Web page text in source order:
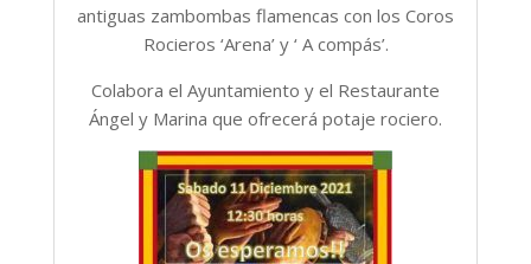
antiguas zambombas flamencas con los Coros
Rocieros ‘Arena’ y ‘ A compás’.
Colabora el Ayuntamiento y el Restaurante
Ángel y Marina que ofrecerá potaje rociero.